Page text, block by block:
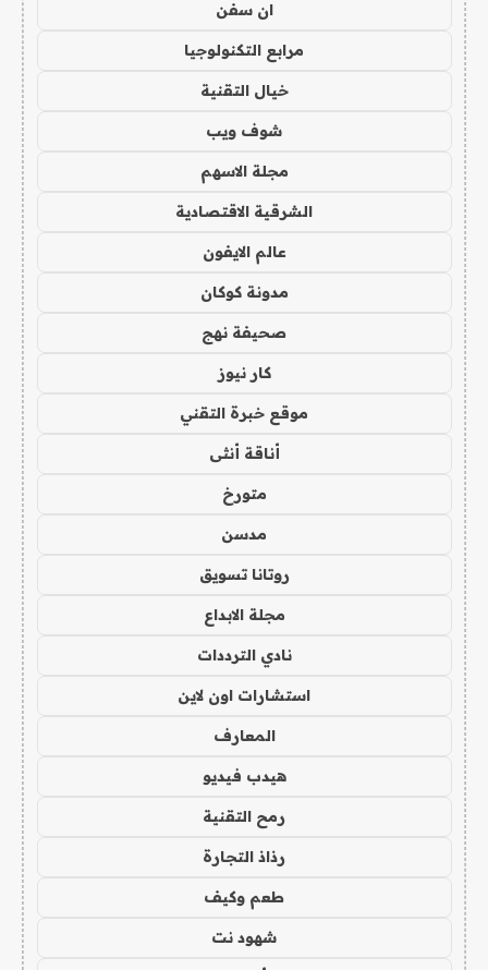
ان سفن
مرابع التكنولوجيا
خيال التقنية
شوف ويب
مجلة الاسهم
الشرقية الاقتصادية
عالم الايفون
مدونة كوكان
صحيفة نهج
كار نيوز
موقع خبرة التقني
أناقة أنثى
متورخ
مدسن
روتانا تسويق
مجلة الابداع
نادي الترددات
استشارات اون لاين
المعارف
هيدب فيديو
رمح التقنية
رذاذ التجارة
طعم وكيف
شهود نت